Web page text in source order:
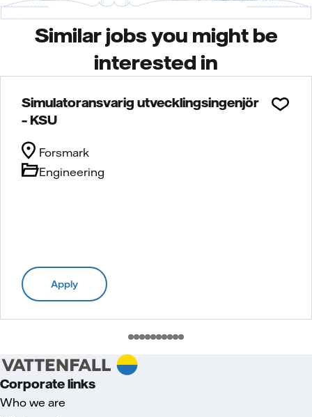
Similar jobs you might be
interested in
Simulatoransvarig utvecklingsingenjör
– KSU
Engineering
Forsmark
Apply
Corporate links
Who we are